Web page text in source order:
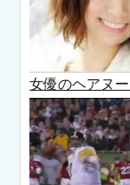
女優のヘアヌ